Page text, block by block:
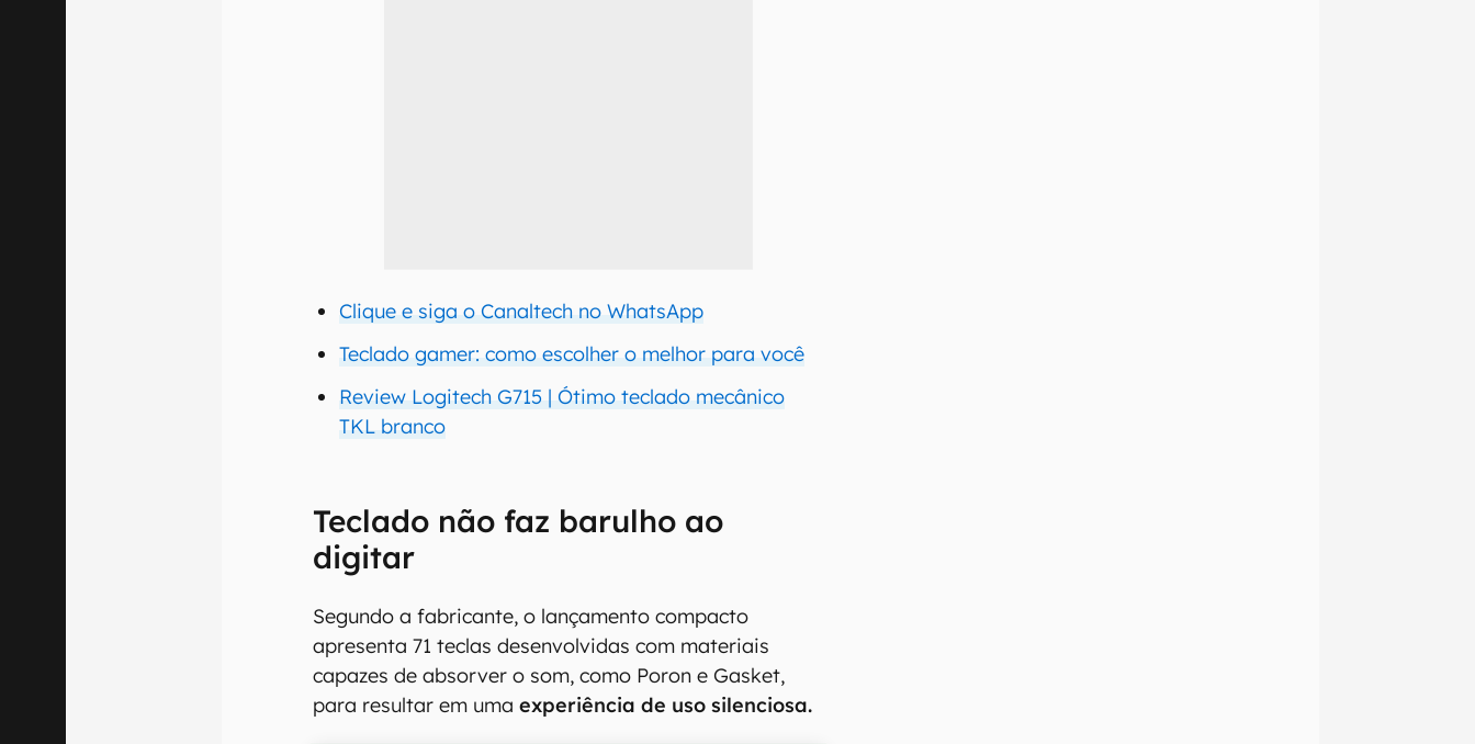
Clique e siga o Canaltech no WhatsApp
Teclado gamer: como escolher o melhor para você
Review Logitech G715 | Ótimo teclado mecânico
TKL branco
Teclado não faz barulho ao
digitar
Segundo a fabricante, o lançamento compacto
apresenta 71 teclas desenvolvidas com materiais
capazes de absorver o som, como Poron e Gasket,
para resultar em umaexperiência de uso silenciosa.